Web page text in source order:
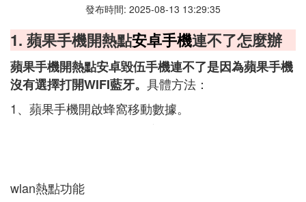
發布時間: 2025-08-13 13:29:35
1. 蘋果手機開熱點安卓手機連不了怎麼辦
蘋果手機開熱點安卓毀伍手機連不了是因為蘋果手機
沒有選擇打開WIFI藍牙。 具體方法：
1、蘋果手機開啟蜂窩移動數據。
wlan熱點功能